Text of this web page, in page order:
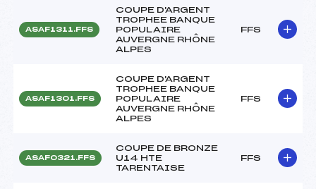
ASAF1311.FFS
COUPE D'ARGENT
TROPHEE BANQUE
POPULAIRE
AUVERGNE RHÔNE
ALPES
FFS
ASAF1301.FFS
COUPE D'ARGENT
TROPHEE BANQUE
POPULAIRE
AUVERGNE RHÔNE
ALPES
FFS
ASAF0321.FFS
COUPE DE BRONZE
U14 HTE
TARENTAISE
FFS